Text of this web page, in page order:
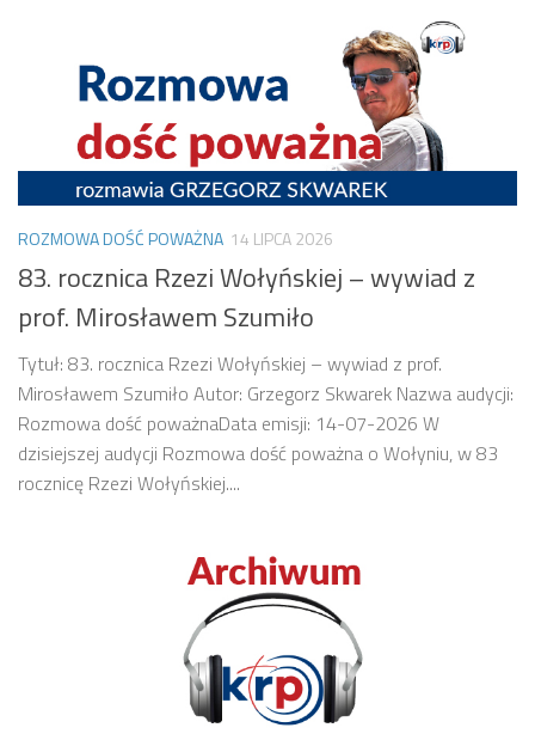
ROZMOWA DOŚĆ POWAŻNA 14 LIPCA 2026
83. rocznica Rzezi Wołyńskiej – wywiad z
prof. Mirosławem Szumiło
Tytuł: 83. rocznica Rzezi Wołyńskiej – wywiad z prof.
Mirosławem Szumiło Autor: Grzegorz Skwarek Nazwa audycji:
Rozmowa dość poważnaData emisji: 14-07-2026 W
dzisiejszej audycji Rozmowa dość poważna o Wołyniu, w 83
rocznicę Rzezi Wołyńskiej....